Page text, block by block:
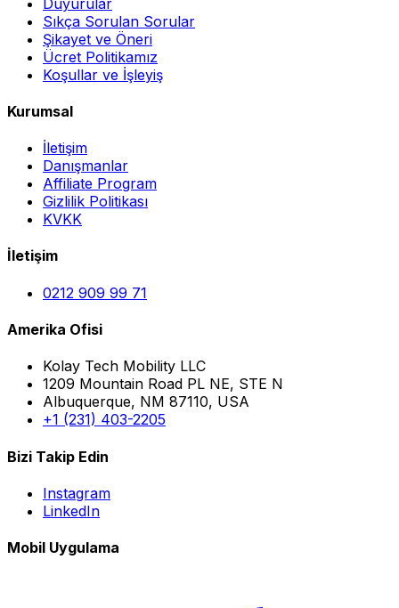
Sıkça Sorulan Sorular
Şikayet ve Öneri
Ücret Politikamız
Koşullar ve İşleyiş
Kurumsal
İletişim
Danışmanlar
Affiliate Program
Gizlilik Politikası
KVKK
İletişim
0212 909 99 71
Amerika Ofisi
Kolay Tech Mobility LLC
1209 Mountain Road PL NE, STE N
Albuquerque, NM 87110, USA
+1 (231) 403-2205
Bizi Takip Edin
Instagram
LinkedIn
Mobil Uygulama